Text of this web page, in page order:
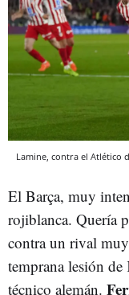
Lamine, contra el Atlético
El Barça, muy
rojiblanca. Quería
contra un rival
temprana lesión
técnico alemán.